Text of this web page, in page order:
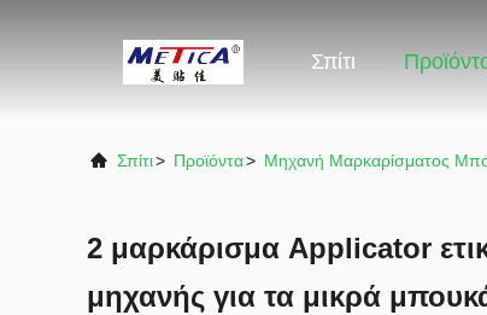
Σπίτι
Σπίτι> Προϊόντα> Μηχανή Μαρκαρίσματος
2 μαρκάρισμα Applicator
μηχανής για τα μικρά